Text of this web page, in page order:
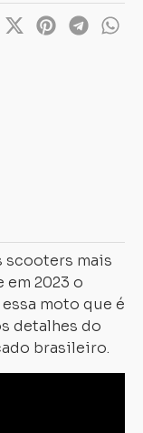
scooters mais
em 2023 o
moto que é
detalhes do
brasileiro.